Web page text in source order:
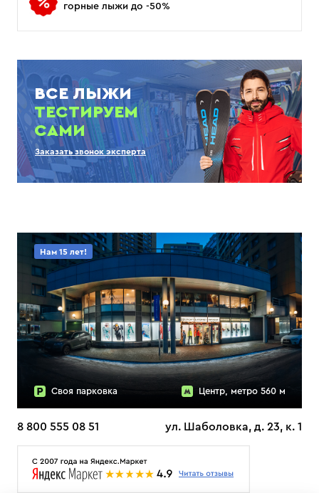
горные лыжи до -50%
ВСЕ ЛЫЖИ
ТЕСТИРУЕМ
САМИ
Заказать звонок эксперта
Нам 15 лет!
Своя парковка Центр, метро 560 м
8 800 555 08 51 ул. Шаболовка, д. 23, к. 1